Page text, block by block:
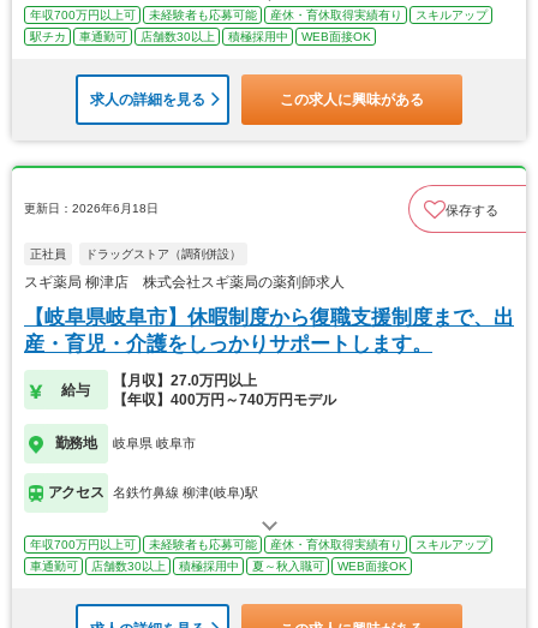
年収700万円以上可 未経験者も応募可能 産休・育休取得実績有り
スキルアップ
駅チカ
車通勤可 店舗数30以上 積極採用中 WEB面接OK
求人の詳細を見る この求人に興味がある
更新日：2026年6月18日 保存する
正社員 ドラッグストア（調剤併設）
スギ薬局 柳津店 株式会社スギ薬局の薬剤師求人
【岐阜県岐阜市】休暇制度から復職支援制度まで、出
産・育児・介護をしっかりサポートします。
給与
【月収】27.0万円以上
【年収】400万円～740万円モデル
勤務地 岐阜県 岐阜市
アクセス 名鉄竹鼻線 柳津(岐阜)駅
年収700万円以上可 未経験者も応募可能 産休・育休取得実績有り
スキルアップ
車通勤可
店舗数30以上 積極採用中 夏～秋入職可 WEB面接OK